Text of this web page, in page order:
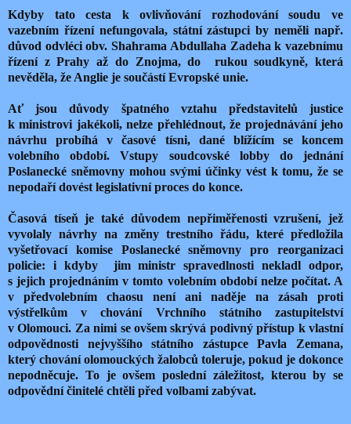
Kdyby tato cesta k ovlivňování rozhodování soudu ve
vazebním řízení nefungovala, státní zástupci by neměli např.
důvod odvléci obv. Shahrama Abdullaha Zadeha k vazebnímu
řízení z Prahy až do Znojma, do rukou soudkyně, která
nevěděla, že Anglie je součástí Evropské unie.
Ať jsou důvody špatného vztahu představitelů justice
k ministrovi jakékoli, nelze přehlédnout, že projednávání jeho
návrhu probíhá v časové tísni, dané blížícím se koncem
volebního období. Vstupy soudcovské lobby do jednání
Poslanecké sněmovny mohou svými účinky vést k tomu, že se
nepodaří dovést legislativní proces do konce.
Časová tíseň je také důvodem nepřiměřenosti vzrušení, jež
vyvolaly návrhy na změny trestního řádu, které předložila
vyšetřovací komise Poslanecké sněmovny pro reorganizaci
policie: i kdyby jim ministr spravedlnosti nekladl odpor,
s jejich projednáním v tomto volebním období nelze počítat. A
v předvolebním chaosu není ani naděje na zásah proti
výstřelkům v chování Vrchního státního zastupitelství
v Olomouci. Za nimi se ovšem skrývá podivný přístup k vlastní
odpovědnosti nejvyššího státního zástupce Pavla Zemana,
který chování olomouckých žalobců toleruje, pokud je dokonce
nepodněcuje. To je ovšem poslední záležitost, kterou by se
odpovědní činitelé chtěli před volbami zabývat.